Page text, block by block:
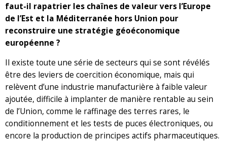
faut-il rapatrier les chaînes de valeur vers l’Europe
de l’Est et la Méditerranée hors Union pour
reconstruire une stratégie géoéconomique
européenne ?
Il existe toute une série de secteurs qui se sont révélés
être des leviers de coercition économique, mais qui
relèvent d’une industrie manufacturière à faible valeur
ajoutée, difficile à implanter de manière rentable au sein
de l’Union, comme le raffinage des terres rares, le
conditionnement et les tests de puces électroniques, ou
encore la production de principes actifs pharmaceutiques.